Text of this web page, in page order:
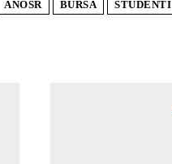
ANOSR BURSA STUDENTI